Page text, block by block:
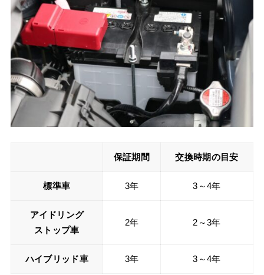
保証期間 交換時期の目安
標準車 3年 3～4年
アイドリング
ストップ車
2年 2～3年
ハイブリッド車 3年 3～4年